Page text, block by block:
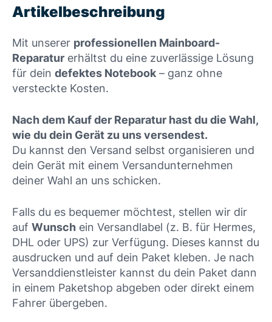
Artikelbeschreibung
Mit unserer professionellen Mainboard-
Reparatur erhältst du eine zuverlässige Lösung
für dein defektes Notebook – ganz ohne
versteckte Kosten.
Nach dem Kauf der Reparatur hast du die Wahl,
wie du dein Gerät zu uns versendest.
Du kannst den Versand selbst organisieren und
dein Gerät mit einem Versandunternehmen
deiner Wahl an uns schicken.
Falls du es bequemer möchtest, stellen wir dir
auf Wunsch ein Versandlabel (z. B. für Hermes,
DHL oder UPS) zur Verfügung. Dieses kannst du
ausdrucken und auf dein Paket kleben. Je nach
Versanddienstleister kannst du dein Paket dann
in einem Paketshop abgeben oder direkt einem
Fahrer übergeben.